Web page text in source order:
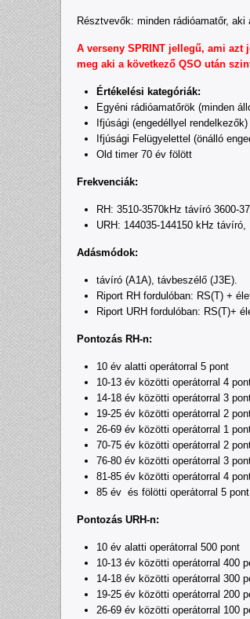
Résztvevők: minden rádióamatőr,
A verseny SPRINT jellegű, ami
meg aki a következő QSO után
Értékelési kategóriák:
Egyéni rádióamatőrök (minden
Ifjúsági (engedéllyel
Ifjúsági Felügyelettel (önálló
Old timer 70 év fölött
Frekvenciák:
RH: 3510-3570kHz távíró 3600-
URH: 144035-144150 kHz
Adásmódok:
távíró (A1A), távbeszélő (J3E).
Riport RH fordulóban: RS(T) +
Riport URH fordulóban: RS(T)+
Pontozás RH-n:
10 év alatti operátorral 5 pont
10-13 év közötti operátorral 4
14-18 év közötti operátorral 3
19-25 év közötti operátorral 2
26-69 év közötti operátorral 1
70-75 év közötti operátorral 2
76-80 év közötti operátorral 3
81-85 év közötti operátorral 4
85 év és fölötti operátorral 5
Pontozás URH-n:
10 év alatti operátorral 500 pont
10-13 év közötti operátorral 400
14-18 év közötti operátorral 300
19-25 év közötti operátorral 200
26-69 év közötti operátorral 100